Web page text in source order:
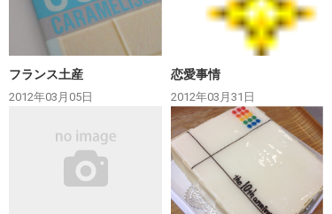
フランス土産
2012年03月05日
恋愛事情
2012年03月31日